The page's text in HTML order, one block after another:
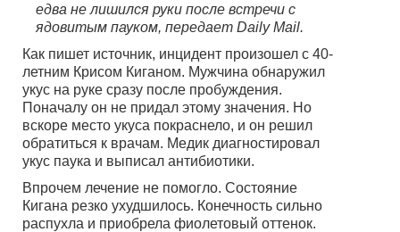
едва не лишился руки после встречи с
ядовитым пауком, передает Daily Mail.
Как пишет источник, инцидент произошел с 40-
летним Крисом Киганом. Мужчина обнаружил
укус на руке сразу после пробуждения.
Поначалу он не придал этому значения. Но
вскоре место укуса покраснело, и он решил
обратиться к врачам. Медик диагностировал
укус паука и выписал антибиотики.
Впрочем лечение не помогло. Состояние
Кигана резко ухудшилось. Конечность сильно
распухла и приобрела фиолетовый оттенок.